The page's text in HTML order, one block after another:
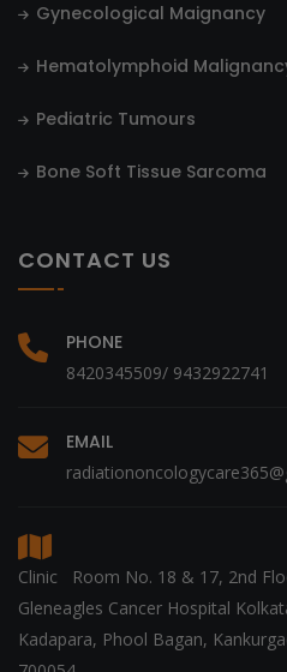
Gynecological Maignancy
Hematolymphoid
Pediatric Tumours
Bone Soft Tissue Sarcoma
CONTACT US
PHONE
8420345509/ 9432922741
EMAIL
Clinic Room No. 18 & 17, 2nd
Gleneagles Cancer Hospital
Kadapara, Phool Bagan,